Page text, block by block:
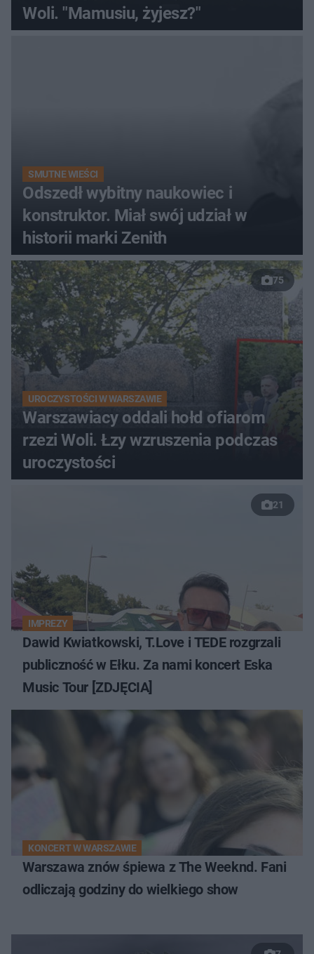
Woli. "Mamusiu, żyjesz?"
SMUTNE WIEŚCI
Odszedł wybitny naukowiec i
konstruktor. Miał swój udział w
historii marki Zenith
75
UROCZYSTOŚCI W WARSZAWIE
Warszawiacy oddali hołd ofiarom
rzezi Woli. Łzy wzruszenia podczas
uroczystości
21
IMPREZY
Dawid Kwiatkowski, T.Love i TEDE rozgrzali
publiczność w Ełku. Za nami koncert Eska
Music Tour [ZDJĘCIA]
KONCERT W WARSZAWIE
Warszawa znów śpiewa z The Weeknd. Fani
odliczają godziny do wielkiego show